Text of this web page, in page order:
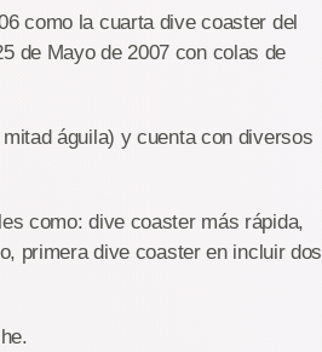
como la cuarta dive coaster del
de Mayo de 2007 con colas de
águila) y cuenta con diversos
como: dive coaster más rápida,
primera dive coaster en incluir dos